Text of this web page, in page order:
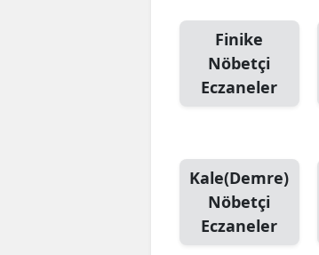
Finike
Nöbetçi
Eczaneler
Kale(Demre)
Nöbetçi
Eczaneler